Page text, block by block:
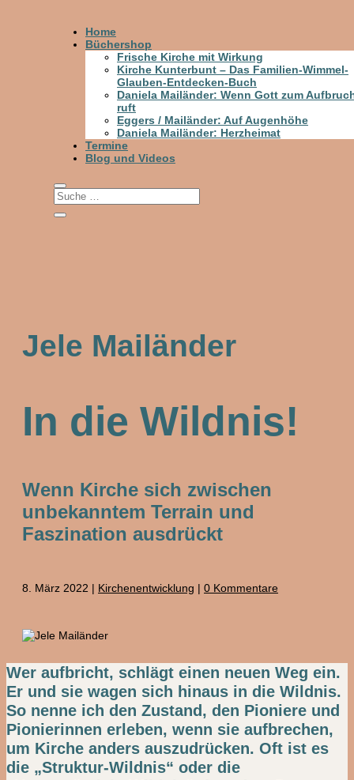
Home
Büchershop
Frische Kirche mit Wirkung
Kirche Kunterbunt – Das Familien-Wimmel-
Glauben-Entdecken-Buch
Daniela Mailänder: Wenn Gott zum
ruft
Eggers / Mailänder: Auf Augenhöhe
Daniela Mailänder: Herzheimat
Termine
Blog und Videos
Jele Mailänder
In die Wildnis!
Wenn Kirche sich zwischen
unbekanntem Terrain und
Faszination ausdrückt
8. März 2022 | Kirchenentwicklung | 0 Kommentare
Wer aufbricht, schlägt einen neuen Weg ein.
Er und sie wagen sich hinaus in die Wildnis.
So nenne ich den Zustand, den Pioniere und
Pionierinnen erleben, wenn sie aufbrechen,
um Kirche anders auszudrücken. Oft ist es
die „Struktur-Wildnis“ oder die